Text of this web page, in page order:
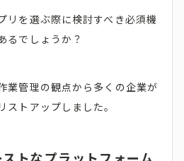
リを選ぶ際に検討すべき必須機
るでしょうか？
業管理の観点から多くの企業が
トアップしました。
トなプラットフォーム